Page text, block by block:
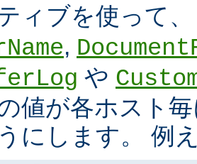
ィブを使って
,
や
値が各ホスト
にします。 例